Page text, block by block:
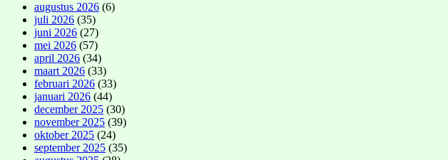
augustus 2026 (6)
juli 2026 (35)
juni 2026 (27)
mei 2026 (57)
april 2026 (34)
maart 2026 (33)
februari 2026 (33)
januari 2026 (44)
december 2025 (30)
november 2025 (39)
oktober 2025 (24)
september 2025 (35)